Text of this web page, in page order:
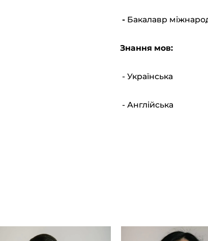
- Бакалавр
Знання мов:
- Українська
- Англійська